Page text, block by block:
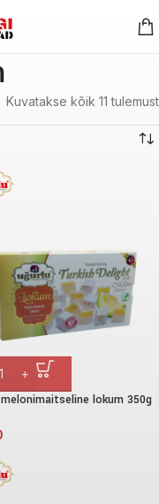
Kuvatakse kõik 11 tulemust
lokum 350g